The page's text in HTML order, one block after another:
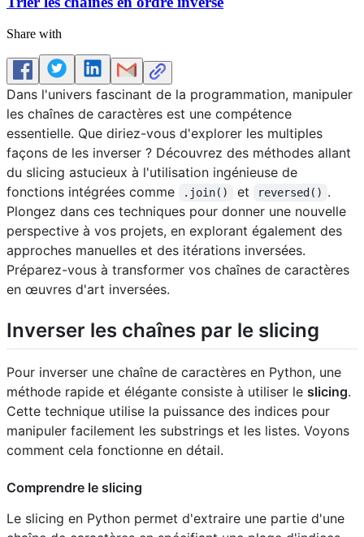
Share with
Dans l'univers fascinant de la programmation, manipuler
les chaînes de caractères est une compétence
essentielle. Que diriez-vous d'explorer les multiples
façons de les inverser ? Découvrez des méthodes allant
du slicing astucieux à l'utilisation ingénieuse de
fonctions intégrées comme
.join() et reversed() .
Plongez dans ces techniques pour donner une nouvelle
perspective à vos projets, en explorant également des
approches manuelles et des itérations inversées.
Préparez-vous à transformer vos chaînes de caractères
en œuvres d'art inversées.
Inverser les chaînes par le slicing
Pour inverser une chaîne de caractères en Python, une
méthode rapide et élégante consiste à utiliser le slicing.
Cette technique utilise la puissance des indices pour
manipuler facilement les substrings et les listes. Voyons
comment cela fonctionne en détail.
Comprendre le slicing
Le slicing en Python permet d'extraire une partie d'une